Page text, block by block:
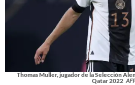
Thomas Muller, jugador de la Selección
Qatar 2022